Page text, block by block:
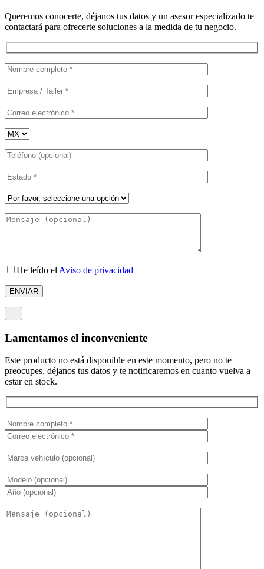
Queremos conocerte, déjanos tus datos y un asesor especializado te
contactará para ofrecerte soluciones a la medida de tu negocio.
He leído el Aviso de privacidad
Lamentamos el inconveniente
Este producto no está disponible en este momento, pero no te
preocupes, déjanos tus datos y te notificaremos en cuanto vuelva a
estar en stock.